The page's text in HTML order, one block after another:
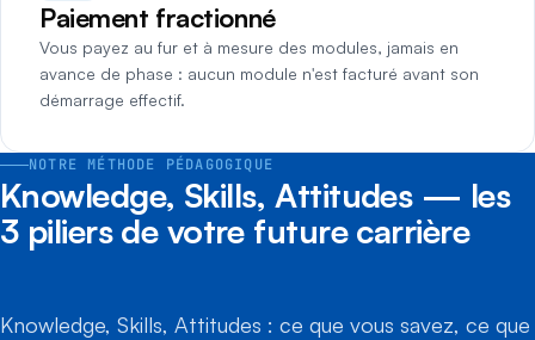
Paiement fractionné
Vous payez au fur et à mesure des modules, jamais en
avance de phase : aucun module n'est facturé avant son
démarrage effectif.
NOTRE MÉTHODE PÉDAGOGIQUE
Knowledge, Skills, Attitudes — les
3 piliers de votre future carrière
Knowledge, Skills, Attitudes : ce que vous savez, ce que